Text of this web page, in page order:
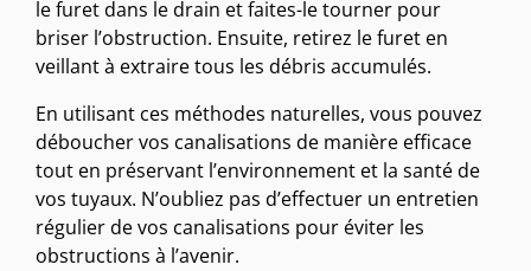
le furet dans le drain et faites-le tourner pour
briser l’obstruction. Ensuite, retirez le furet en
veillant à extraire tous les débris accumulés.
En utilisant ces méthodes naturelles, vous pouvez
déboucher vos canalisations de manière efficace
tout en préservant l’environnement et la santé de
vos tuyaux. N’oubliez pas d’effectuer un entretien
régulier de vos canalisations pour éviter les
obstructions à l’avenir.